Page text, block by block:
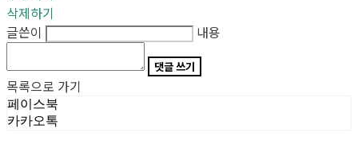
삭제하기
글쓴이
내용
댓글 쓰기
목록으로 가기
페이스북
카카오톡